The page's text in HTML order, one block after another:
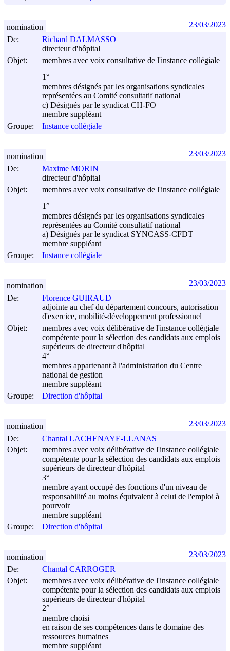
De:
Richard DALMASSO
directeur d'hôpital
Objet:
membres avec voix consultative de l'instance collégiale
1°
membres désignés par les organisations syndicales
représentées au Comité consultatif national
c) Désignés par le syndicat CH-FO
membre suppléant
Groupe:
Instance collégiale
nomination 23/03/2023
De:
Maxime MORIN
directeur d'hôpital
Objet:
membres avec voix consultative de l'instance collégiale
1°
membres désignés par les organisations syndicales
représentées au Comité consultatif national
a) Désignés par le syndicat SYNCASS-CFDT
membre suppléant
Groupe:
Instance collégiale
nomination 23/03/2023
De:
Florence GUIRAUD
adjointe au chef du département concours, autorisation
d'exercice, mobilité-développement professionnel
Objet:
membres avec voix délibérative de l'instance collégiale
compétente pour la sélection des candidats aux emplois
supérieurs de directeur d'hôpital
4°
membres appartenant à l'administration du Centre
national de gestion
membre suppléant
Groupe:
Direction d'hôpital
nomination 23/03/2023
De:
Chantal LACHENAYE-LLANAS
Objet:
membres avec voix délibérative de l'instance collégiale
compétente pour la sélection des candidats aux emplois
supérieurs de directeur d'hôpital
3°
membre ayant occupé des fonctions d'un niveau de
responsabilité au moins équivalent à celui de l'emploi à
pourvoir
membre suppléant
Groupe:
Direction d'hôpital
nomination 23/03/2023
De:
Chantal CARROGER
Objet:
membres avec voix délibérative de l'instance collégiale
compétente pour la sélection des candidats aux emplois
supérieurs de directeur d'hôpital
2°
membre choisi
en raison de ses compétences dans le domaine des
ressources humaines
membre suppléant
nomination 23/03/2023